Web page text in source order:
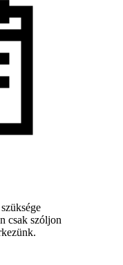
csak szóljon